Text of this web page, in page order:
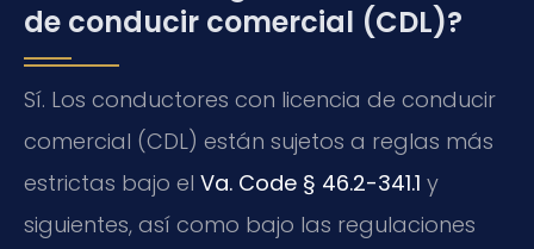
de conducir comercial (CDL)?
Sí. Los conductores con licencia de conducir
comercial (CDL) están sujetos a reglas más
estrictas bajo el Va. Code § 46.2-341.1 y
siguientes, así como bajo las regulaciones